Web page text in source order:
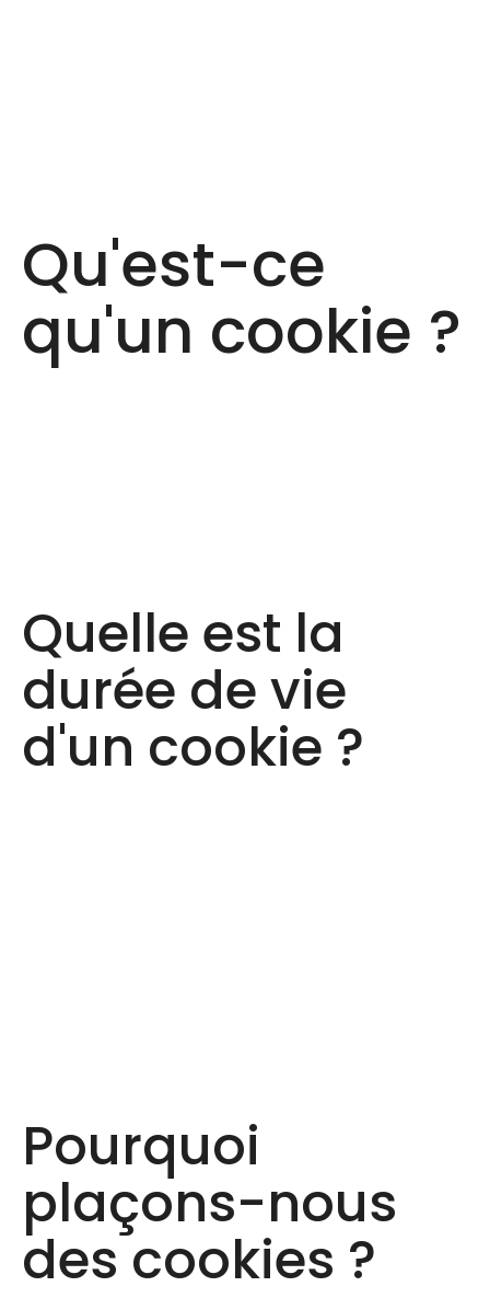
Qu'est-ce
qu'un cookie ?
Quelle est la
durée de vie
d'un cookie ?
Pourquoi
plaçons-nous
des cookies ?